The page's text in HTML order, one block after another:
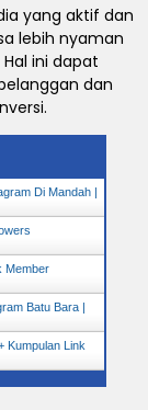
yang aktif dan
lebih nyaman
ini dapat
dan
Di Mandah |
Member
Batu Bara |
Kumpulan Link